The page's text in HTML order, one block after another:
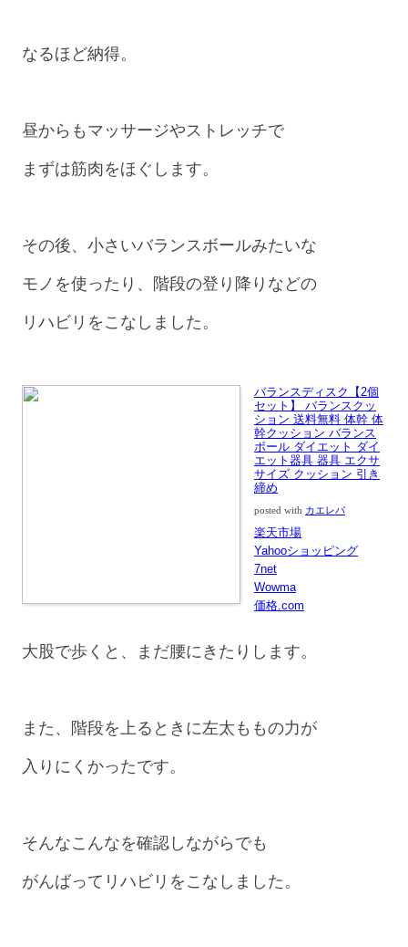
なるほど納得。
昼からもマッサージやストレッチで
まずは筋肉をほぐします。
その後、小さいバランスボールみたいな
モノを使ったり、階段の登り降りなどの
リハビリをこなしました。
バランスディスク【2個
セット】 バランスクッ
ション 送料無料 体幹 体
幹クッション バランス
ボール ダイエット ダイ
エット器具 器具 エクサ
サイズ クッション 引き
締め
posted with カエレバ
楽天市場
Yahooショッピング
7net
Wowma
価格.com
大股で歩くと、まだ腰にきたりします。
また、階段を上るときに左太ももの力が
入りにくかったです。
そんなこんなを確認しながらでも
がんばってリハビリをこなしました。